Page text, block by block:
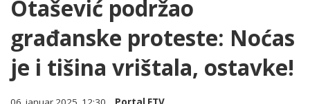
Otašević podržao
građanske proteste: Noćas
je i tišina vrištala, ostavke!